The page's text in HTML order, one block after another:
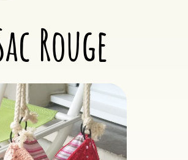
Rouge